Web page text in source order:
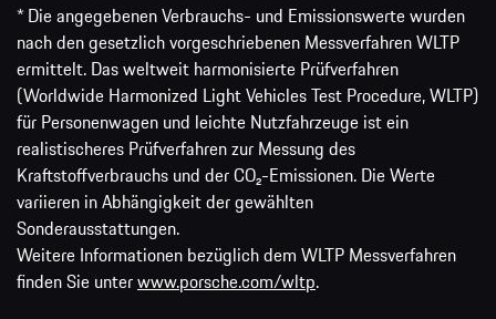
* Die angegebenen Verbrauchs- und Emissionswerte wurden
nach den gesetzlich vorgeschriebenen Messverfahren WLTP
ermittelt. Das weltweit harmonisierte Prüfverfahren
(Worldwide Harmonized Light Vehicles Test Procedure, WLTP)
für Personenwagen und leichte Nutzfahrzeuge ist ein
realistischeres Prüfverfahren zur Messung des
Kraftstoffverbrauchs und der CO₂-Emissionen. Die Werte
variieren in Abhängigkeit der gewählten
Sonderausstattungen.
Weitere Informationen bezüglich dem WLTP Messverfahren
finden Sie unterwww.porsche.com/wltp.